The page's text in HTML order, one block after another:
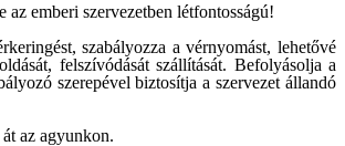
az emberi szervezetben létfontosságú!
szabályozza a vérnyomást, lehetővé
felszívódását szállítását. Befolyásolja a
szerepével biztosítja a szervezet állandó
az agyunkon.